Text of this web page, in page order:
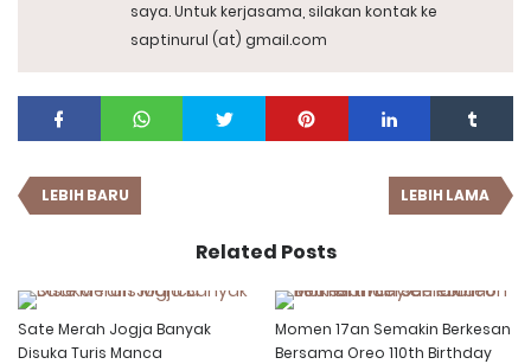
saya. Untuk kerjasama, silakan kontak ke
saptinurul (at) gmail.com
LEBIH BARU LEBIH LAMA
Related Posts
Sate Merah Jogja Banyak
Disuka Turis Manca
Momen 17an Semakin Berkesan
Bersama Oreo 110th Birthday